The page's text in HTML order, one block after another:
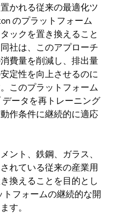
かれる従来の最適化ツ
のプラットフォーム
ックを置き換えること
社は、このアプローチ
費量を削減し、排出量
定性を向上させるのに
このプラットフォーム
ータを再トレーニング
作条件に継続的に適応
ント、鉄鋼、ガラス、
れている従来の産業用
換えることを目的とし
フォームの継続的な開
す。